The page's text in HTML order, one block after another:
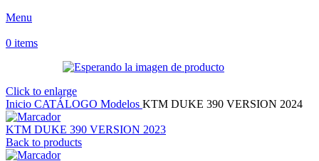
Menu
0 items
Click to enlarge
Inicio CATÁLOGO Modelos KTM DUKE 390 VERSION 2024
KTM DUKE 390 VERSION 2023
Back to products